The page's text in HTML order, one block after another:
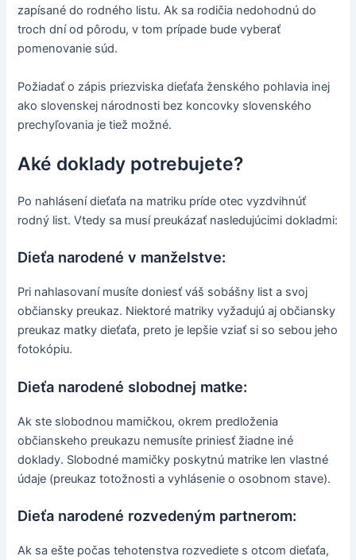
zapísané do rodného listu. Ak sa rodičia nedohodnú do
troch dní od pôrodu, v tom prípade bude vyberať
pomenovanie súd.
Požiadať o zápis priezviska dieťaťa ženského pohlavia inej
ako slovenskej národnosti bez koncovky slovenského
prechyľovania je tiež možné.
Aké doklady potrebujete?
Po nahlásení dieťaťa na matriku príde otec vyzdvihnúť
rodný list. Vtedy sa musí preukázať nasledujúcimi dokladmi:
Dieťa narodené v manželstve:
Pri nahlasovaní musíte doniesť váš sobášny list a svoj
občiansky preukaz. Niektoré matriky vyžadujú aj občiansky
preukaz matky dieťaťa, preto je lepšie vziať si so sebou jeho
fotokópiu.
Dieťa narodené slobodnej matke:
Ak ste slobodnou mamičkou, okrem predloženia
občianskeho preukazu nemusíte priniesť žiadne iné
doklady. Slobodné mamičky poskytnú matrike len vlastné
údaje (preukaz totožnosti a vyhlásenie o osobnom stave).
Dieťa narodené rozvedeným partnerom:
Ak sa ešte počas tehotenstva rozvediete s otcom dieťaťa,